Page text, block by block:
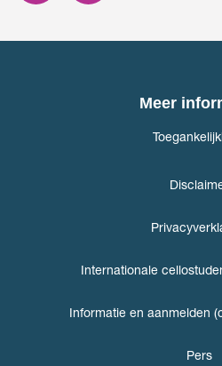
Meer
Internationale
Informatie en aanmelden
Pers